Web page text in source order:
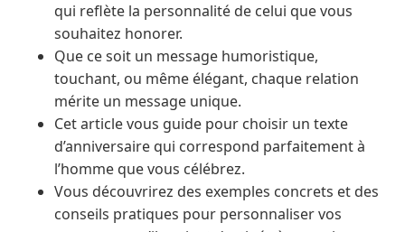
qui reflète la personnalité de celui que vous
souhaitez honorer.
Que ce soit un message humoristique,
touchant, ou même élégant, chaque relation
mérite un message unique.
Cet article vous guide pour choisir un texte
d’anniversaire qui correspond parfaitement à
l’homme que vous célébrez.
Vous découvrirez des exemples concrets et des
conseils pratiques pour personnaliser vos